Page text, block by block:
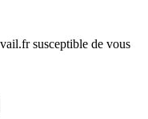
susceptible de vous